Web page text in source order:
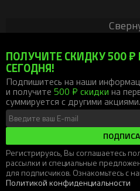
ПОЛУЧИТЕ СКИДКУ 500 ₽
СЕГОДНЯ!
Подпишитесь на наши
и получите 500 ₽ скидки на
суммируется с другими акциями.
Регистрируясь, Вы соглашаетесь
рассылки и специальные
для подписчиков. Ознакомьтесь с
Политикой конфиденциальности